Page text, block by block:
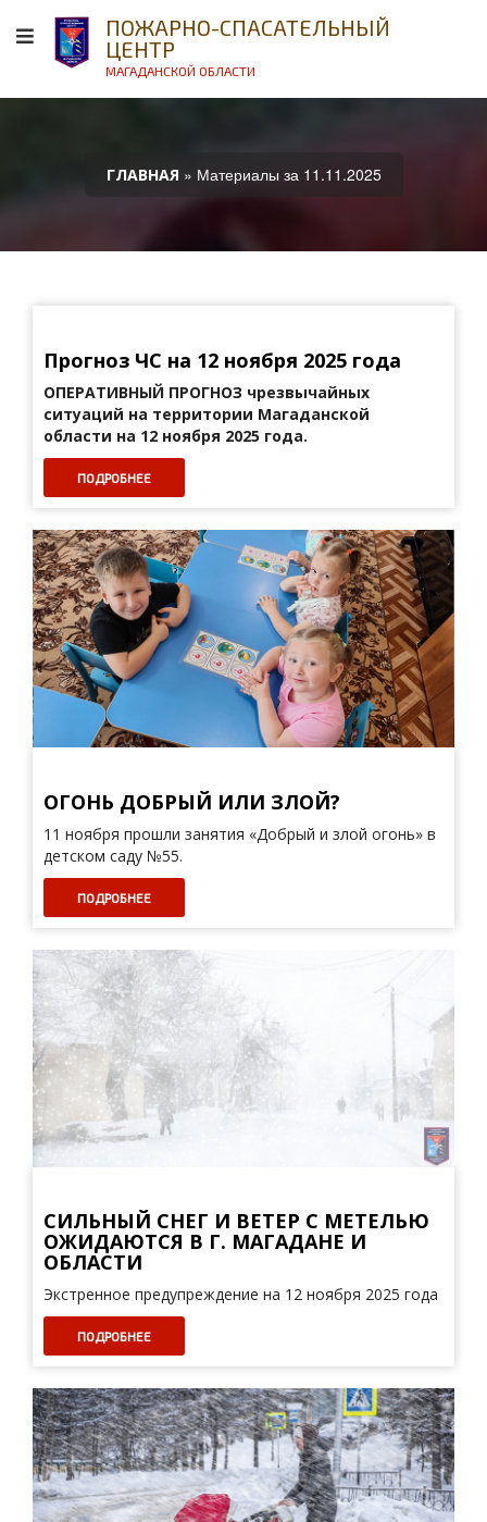
ПОЖАРНО-СПАСАТЕЛЬНЫЙ
ЦЕНТР
МАГАДАНСКОЙ ОБЛАСТИ
ГЛАВНАЯ » Материалы за 11.11.2025
Прогноз ЧС на 12 ноября 2025 года
ОПЕРАТИВНЫЙ ПРОГНОЗ чрезвычайных
ситуаций на территории Магаданской
области на 12 ноября 2025 года.
ПОДРОБНЕЕ
ОГОНЬ ДОБРЫЙ ИЛИ ЗЛОЙ?
11 ноября прошли занятия «Добрый и злой огонь» в
детском саду №55.
ПОДРОБНЕЕ
СИЛЬНЫЙ СНЕГ И ВЕТЕР С МЕТЕЛЬЮ
ОЖИДАЮТСЯ В Г. МАГАДАНЕ И
ОБЛАСТИ
Экстренное предупреждение на 12 ноября 2025 года
ПОДРОБНЕЕ